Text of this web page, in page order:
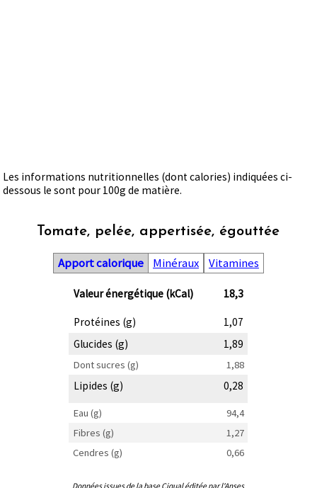
Les informations nutritionnelles (dont calories) indiquées ci-
dessous le sont pour 100g de matière.
Tomate, pelée, appertisée, égouttée
Apport calorique Minéraux Vitamines
Valeur énergétique (kCal) 18,3
Protéines (g)
1,07
Glucides (g)
1,89
Dont sucres (g) 1,88
Lipides (g) 0,28
Eau (g)
94,4
Fibres (g)
1,27
Cendres (g)
0,66
Données issues de la base Ciqual éditée par l'Anses